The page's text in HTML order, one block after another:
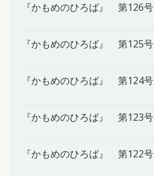
『かもめのひろば』 第126号
『かもめのひろば』 第125号
『かもめのひろば』 第124号
『かもめのひろば』 第123号
『かもめのひろば』 第122号